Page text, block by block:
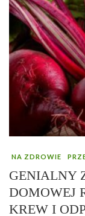
NA ZDROWIE
GENIALNY
DOMOWEJ
KREW I